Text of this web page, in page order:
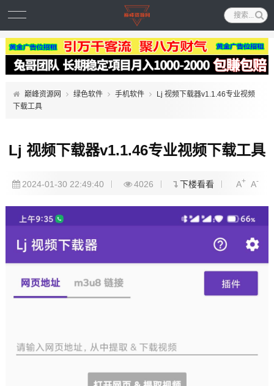
巅峰资源网 绿色软件 手机软件
Lj 视频下载器v1.1.46专业视频
下载工具
Lj 视频下载器v1.1.46专业视频下载工具
2024-01-30 22:49:40 4026 下楼看看 A+ A-